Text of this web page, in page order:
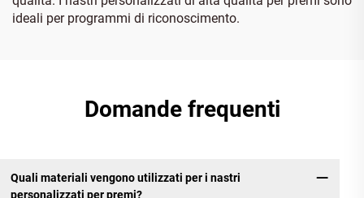
ideali per programmi di riconoscimento.
Domande frequenti
Quali materiali vengono utilizzati per i nastri
personalizzati per premi?